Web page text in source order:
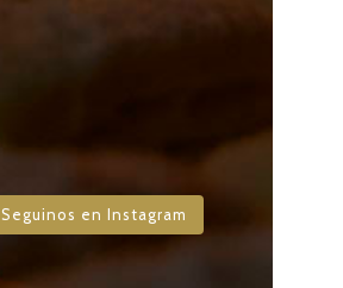
Seguinos en Instagram